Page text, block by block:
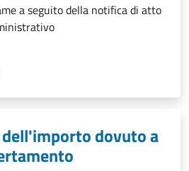
a seguito della notifica di atto
dovuto a